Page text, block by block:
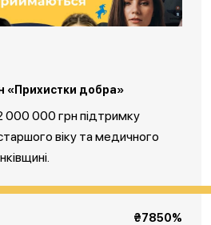
«Прихистки добра»
000 000 грн підтримку
віку та медичного
₴7850%